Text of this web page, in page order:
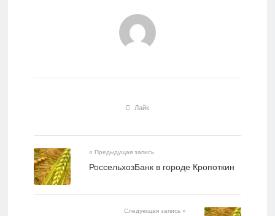
Лайк
« Предыдущая запись
РоссельхозБанк в городе Кропоткин
Следующая запись »